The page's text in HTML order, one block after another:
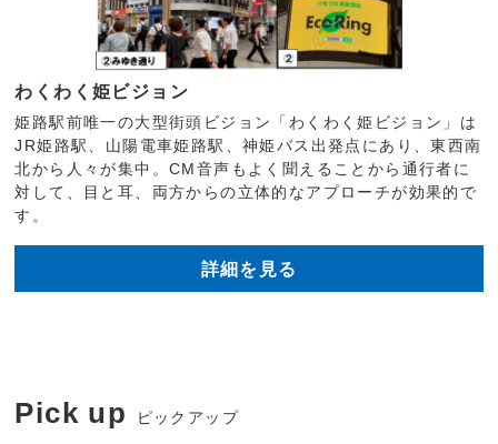
わくわく姫ビジョン
姫路駅前唯一の大型街頭ビジョン「わくわく姫ビジョン」は
JR姫路駅、山陽電車姫路駅、神姫バス出発点にあり、東西南
北から人々が集中。CM音声もよく聞えることから通行者に
対して、目と耳、両方からの立体的なアプローチが効果的で
す。
詳細を見る
Pick up ピックアップ